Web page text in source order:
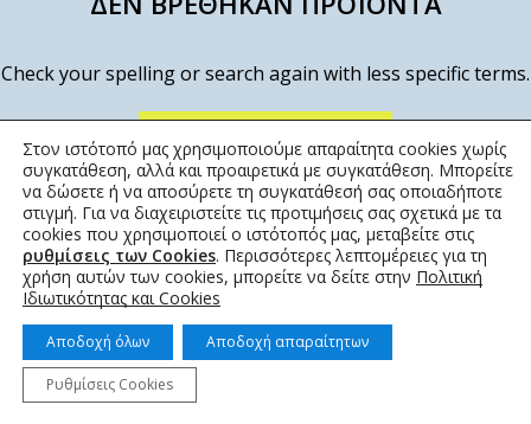
Check your spelling or search again with less specific terms.
© 2022 topotistiraki.gr | Powered by idcs
Στον ιστότοπό μας χρησιμοποιούμε απαραίτητα cookies χωρίς
συγκατάθεση, αλλά και προαιρετικά με συγκατάθεση. Μπορείτε
να δώσετε ή να αποσύρετε τη συγκατάθεσή σας οποιαδήποτε
στιγμή. Για να διαχειριστείτε τις προτιμήσεις σας σχετικά με τα
cookies που χρησιμοποιεί ο ιστότοπός μας, μεταβείτε στις
ρυθμίσεις των Cookies. Περισσότερες λεπτομέρειες για τη
χρήση αυτών των cookies, μπορείτε να δείτε στην Πολιτική
Ιδιωτικότητας και Cookies
Αποδοχή όλων Αποδοχή απαραίτητων
Ρυθμίσεις Cookies